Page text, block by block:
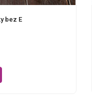
bez E